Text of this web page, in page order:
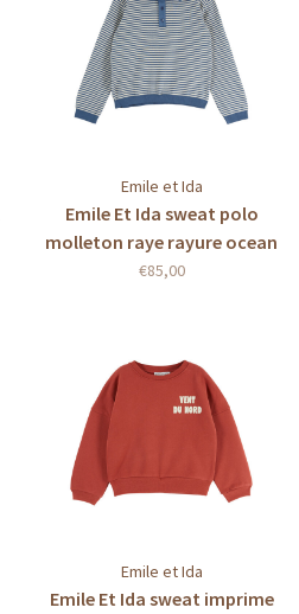
Emile et Ida
Emile Et Ida sweat polo
molleton raye rayure ocean
€85,00
Emile et Ida
Emile Et Ida sweat imprime